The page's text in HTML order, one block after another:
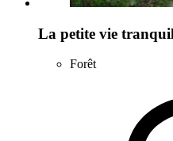
La petite vie
Forêt